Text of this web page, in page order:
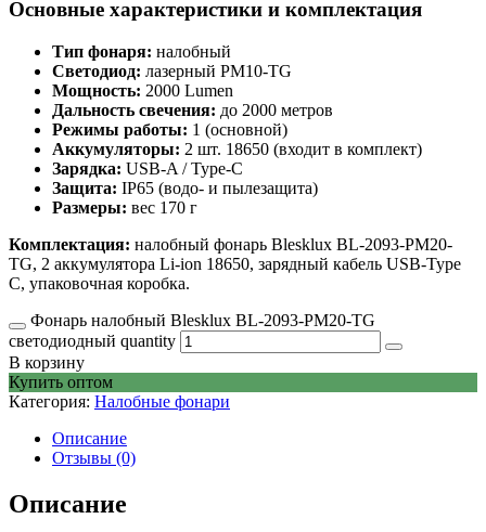
Основные характеристики и комплектация
Тип фонаря: налобный
Светодиод: лазерный PM10-TG
Мощность: 2000 Lumen
Дальность свечения: до 2000 метров
Режимы работы: 1 (основной)
Аккумуляторы: 2 шт. 18650 (входит в комплект)
Зарядка: USB-A / Type-C
Защита: IP65 (водо- и пылезащита)
Размеры: вес 170 г
Комплектация: налобный фонарь Blesklux BL-2093-PM20-
TG, 2 аккумулятора Li-ion 18650, зарядный кабель USB-Type
C, упаковочная коробка.
Фонарь налобный Blesklux BL-2093-PM20-TG
светодиодный quantity
В корзину
Купить оптом
Категория: Налобные фонари
Описание
Отзывы (0)
Описание